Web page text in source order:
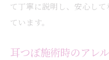
て丁寧に説明し、安心し
ています。
耳つぼ施術時のアレ